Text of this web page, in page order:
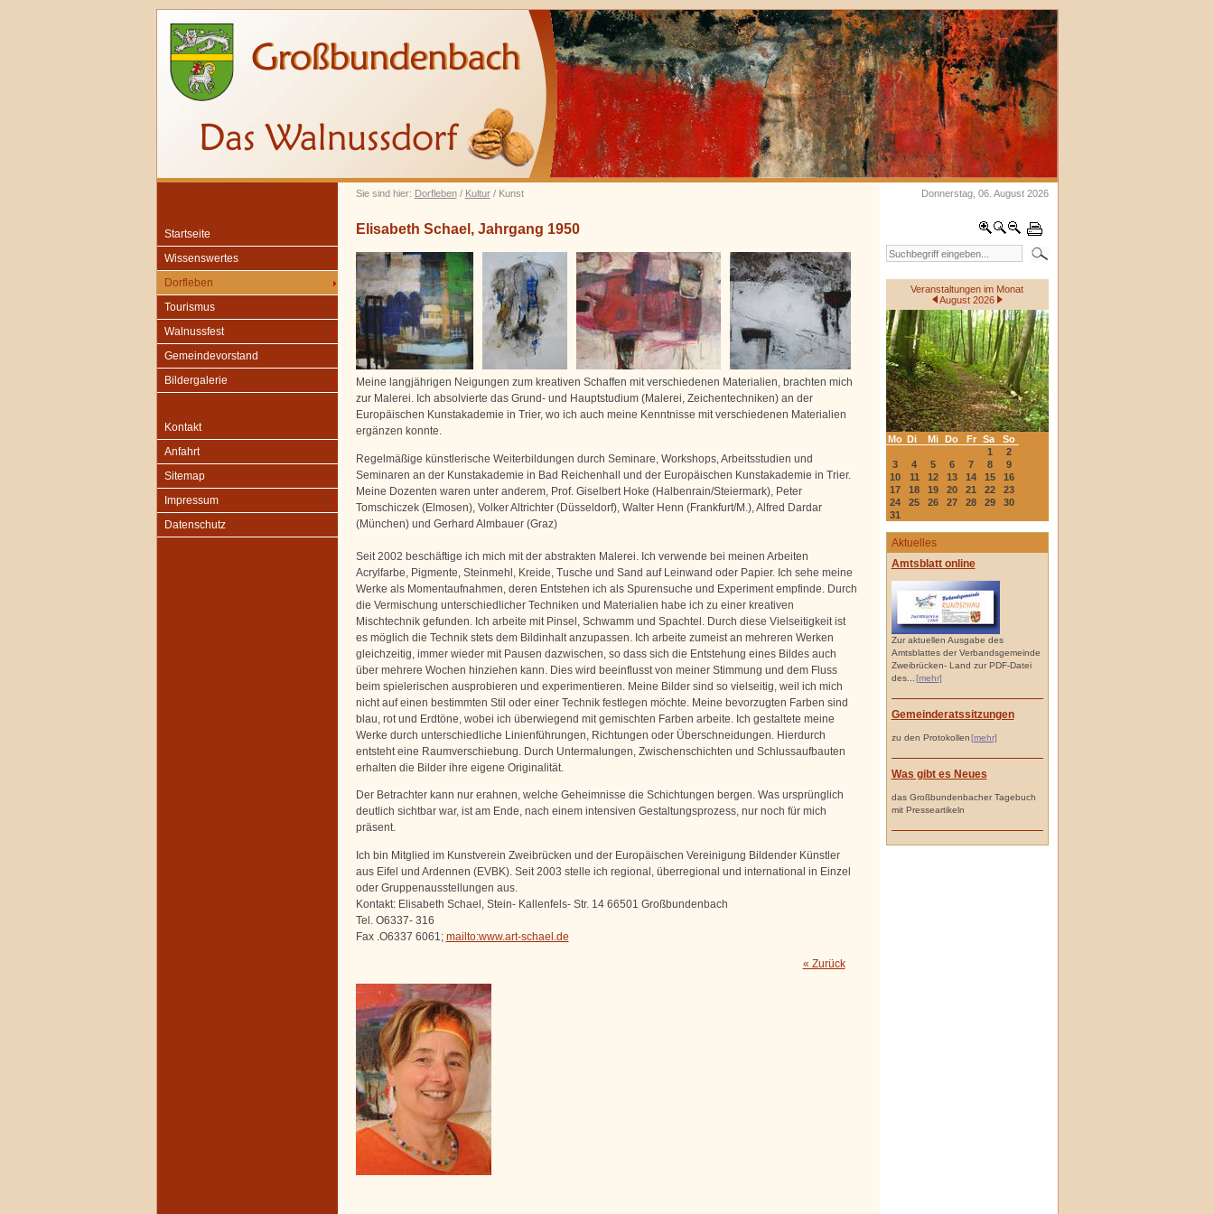
Sie sind hier: Dorfleben/ Kultur/ Kunst Donnerstag, 06. August 2026
Startseite
Wissenswertes
Dorfleben
Tourismus
Walnussfest
Gemeindevorstand
Bildergalerie
Kontakt
Anfahrt
Sitemap
Impressum
Datenschutz
Veranstaltungen im Monat
August 2026
Mo Di Mi Do Fr Sa
So
1
2
3
4 5 6 7 8
9
10
11 12 13 14 15
16
17
18 19 20 21 22
23
24
25 26 27 28 29
30
31
Aktuelles
Amtsblatt online
Zur aktuellen Ausgabe des
Amtsblattes der Verbandsgemeinde
Zweibrücken- Land zur PDF-Datei
des...
[mehr]
Gemeinderatssitzungen
zu den Protokollen[mehr]
Was gibt es Neues
das Großbundenbacher Tagebuch
mit Presseartikeln
Elisabeth Schael, Jahrgang 1950
Meine langjährigen Neigungen zum kreativen Schaffen mit verschiedenen Materialien, brachten mich
zur Malerei. Ich absolvierte das Grund- und Hauptstudium (Malerei, Zeichentechniken) an der
Europäischen Kunstakademie in Trier, wo ich auch meine Kenntnisse mit verschiedenen Materialien
ergänzen konnte.
Regelmäßige künstlerische Weiterbildungen durch Seminare, Workshops, Arbeitsstudien und
Seminaren an der Kunstakademie in Bad Reichenhall und der Europäischen Kunstakademie in Trier.
Meine Dozenten waren unter anderem, Prof. Giselbert Hoke (Halbenrain/Steiermark), Peter
Tomschiczek (Elmosen), Volker Altrichter (Düsseldorf), Walter Henn (Frankfurt/M.), Alfred Dardar
(München) und Gerhard Almbauer (Graz)
Seit 2002 beschäftige ich mich mit der abstrakten Malerei. Ich verwende bei meinen Arbeiten
Acrylfarbe, Pigmente, Steinmehl, Kreide, Tusche und Sand auf Leinwand oder Papier. Ich sehe meine
Werke als Momentaufnahmen, deren Entstehen ich als Spurensuche und Experiment empfinde. Durch
die Vermischung unterschiedlicher Techniken und Materialien habe ich zu einer kreativen
Mischtechnik gefunden. Ich arbeite mit Pinsel, Schwamm und Spachtel. Durch diese Vielseitigkeit ist
es möglich die Technik stets dem Bildinhalt anzupassen. Ich arbeite zumeist an mehreren Werken
gleichzeitig, immer wieder mit Pausen dazwischen, so dass sich die Entstehung eines Bildes auch
über mehrere Wochen hinziehen kann. Dies wird beeinflusst von meiner Stimmung und dem Fluss
beim spielerischen ausprobieren und experimentieren. Meine Bilder sind so vielseitig, weil ich mich
nicht auf einen bestimmten Stil oder einer Technik festlegen möchte. Meine bevorzugten Farben sind
blau, rot und Erdtöne, wobei ich überwiegend mit gemischten Farben arbeite. Ich gestaltete meine
Werke durch unterschiedliche Linienführungen, Richtungen oder Überschneidungen. Hierdurch
entsteht eine Raumverschiebung. Durch Untermalungen, Zwischenschichten und Schlussaufbauten
erhalten die Bilder ihre eigene Originalität.
Der Betrachter kann nur erahnen, welche Geheimnisse die Schichtungen bergen. Was ursprünglich
deutlich sichtbar war, ist am Ende, nach einem intensiven Gestaltungsprozess, nur noch für mich
präsent.
Ich bin Mitglied im Kunstverein Zweibrücken und der Europäischen Vereinigung Bildender Künstler
aus Eifel und Ardennen (EVBK). Seit 2003 stelle ich regional, überregional und international in Einzel
oder Gruppenausstellungen aus.
Kontakt: Elisabeth Schael, Stein- Kallenfels- Str. 14 66501 Großbundenbach
Tel. O6337- 316
Fax .O6337 6061; mailto:www.art-schael.de
« Zurück